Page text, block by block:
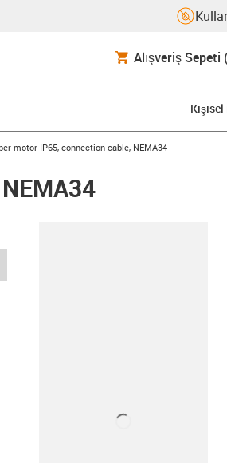
Alışveriş Sepeti
motor IP65, connection cable, NEMA34